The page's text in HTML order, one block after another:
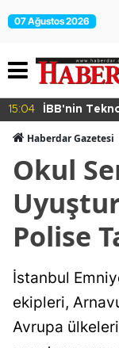
07 Ağustos 2026
15:04 İBB'nin
Haberdar Gazetesi
Okul
Polise
İstanbul
ekipleri,
Avrupa